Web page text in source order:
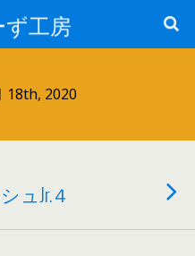
工房
18th, 2020
ュJr.４